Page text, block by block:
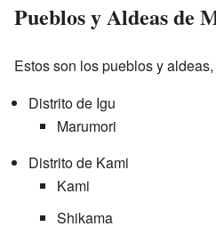
Pueblos y Aldeas de
Estos son los pueblos y
Distrito de Igu
Marumori
Distrito de Kami
Kami
Shikama